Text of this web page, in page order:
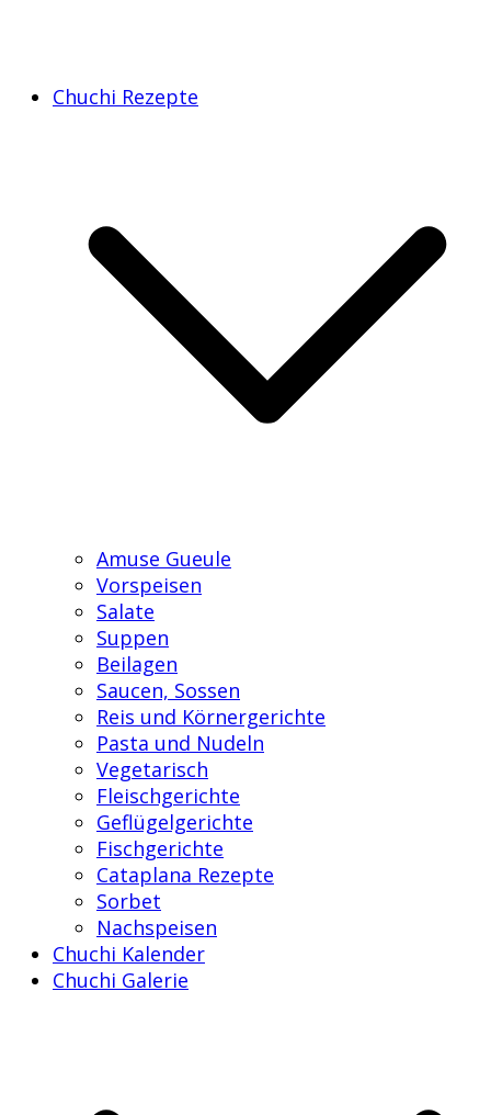
Chuchi Rezepte
Amuse Gueule
Vorspeisen
Salate
Suppen
Beilagen
Saucen, Sossen
Reis und Körnergerichte
Pasta und Nudeln
Vegetarisch
Fleischgerichte
Geflügelgerichte
Fischgerichte
Cataplana Rezepte
Sorbet
Nachspeisen
Chuchi Kalender
Chuchi Galerie